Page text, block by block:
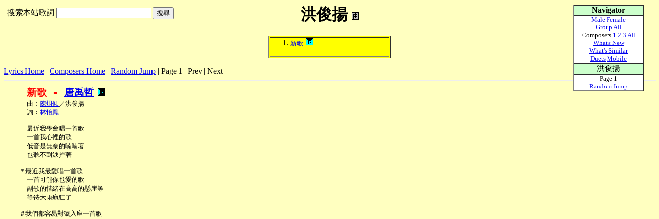
洪俊揚
搜索本站歌詞
新歌
Lyrics Home | Composers Home | Random Jump | Page 1 | Prev | Next
新歌 - 唐禹哲
     曲︰
陳烔傾／洪俊揚
     詞︰
林怡鳳
     最近我學會唱一首歌
     一首我心裡的歌
     低音是無奈的喃喃著
     也聽不到淚掉著
   ＊最近我最愛唱一首歌
     一首可能你也愛的歌
     副歌的情緒在高高的懸崖等
     等待大雨瘋狂了
   ＃我們都容易對號入座一首歌
Navigator
Male Female
Group All
Composers 1 2 3 All
What's New
What's Similar
Duets Mobile
洪俊揚
Page 1
Random Jump